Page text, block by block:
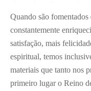
Quando são
constantemente
satisfação, mais
espiritual, temos
materiais que tanto nos
primeiro lugar o Reino